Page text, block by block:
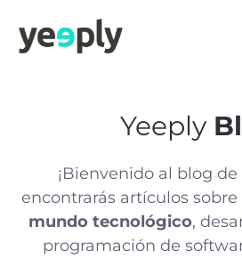
Yeeply
¡Bienvenido al blog
encontrarás artículos sobre
mundo tecnológico,
programación de